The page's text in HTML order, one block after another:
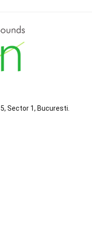
Sector 1, Bucuresti.